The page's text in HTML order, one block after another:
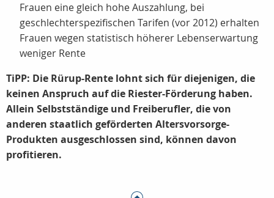
Frauen eine gleich hohe Auszahlung, bei
geschlechterspezifischen Tarifen (vor 2012) erhalten
Frauen wegen statistisch höherer Lebenserwartung
weniger Rente
TiPP: Die Rürup-Rente lohnt sich für diejenigen, die
keinen Anspruch auf die Riester-Förderung haben.
Allein Selbstständige und Freiberufler, die von
anderen staatlich geförderten Altersvorsorge-
Produkten ausgeschlossen sind, können davon
profitieren.